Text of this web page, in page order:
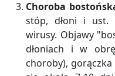
Choroba
stóp, dłoni i ust.
wirusy. Objawy
dłoniach i w
choroby),